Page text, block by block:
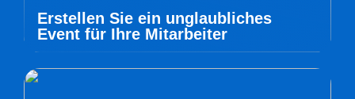
Erstellen Sie ein unglaubliches
Event für Ihre Mitarbeiter